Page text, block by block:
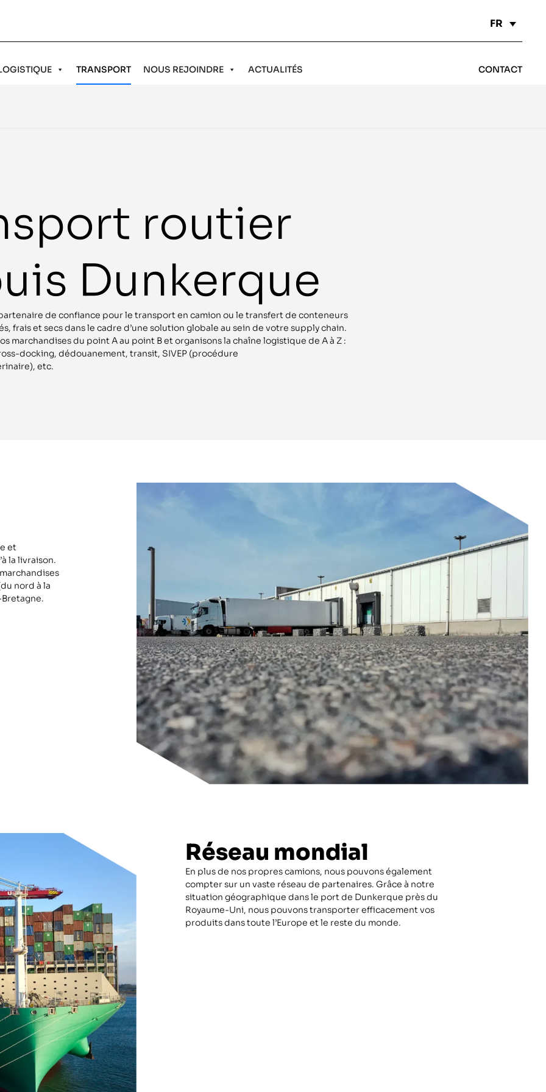
FR
TRANSPORT NOUS REJOINDRE ACTUALITÉS CONTACT
routier
Dunkerque
de confiance pour le transport en camion ou le transfert de conteneurs
frais et secs dans le cadre d’une solution globale au sein de votre supply chain.
marchandises du point A au point B et organisons la chaîne logistique de A à Z :
docking, dédouanement, transit, SIVEP (procédure
etc.
et
la livraison.
nord à la
Réseau mondial
En plus de nos propres camions, nous pouvons également
compter sur un vaste réseau de partenaires. Grâce à notre
situation géographique dans le port de Dunkerque près du
Royaume-Uni, nous pouvons transporter efficacement vos
produits dans toute l’Europe et le reste du monde.